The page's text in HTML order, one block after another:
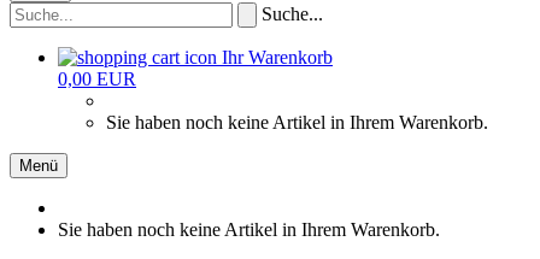
Suche...
Ihr Warenkorb
0,00 EUR
Sie haben noch keine Artikel in Ihrem Warenkorb.
Menü
Sie haben noch keine Artikel in Ihrem Warenkorb.